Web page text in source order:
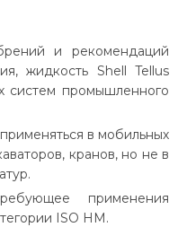
и рекомендаций
жидкость Shell Tellus
систем промышленного
в мобильных
кранов, но не в
применения
ISO HM.